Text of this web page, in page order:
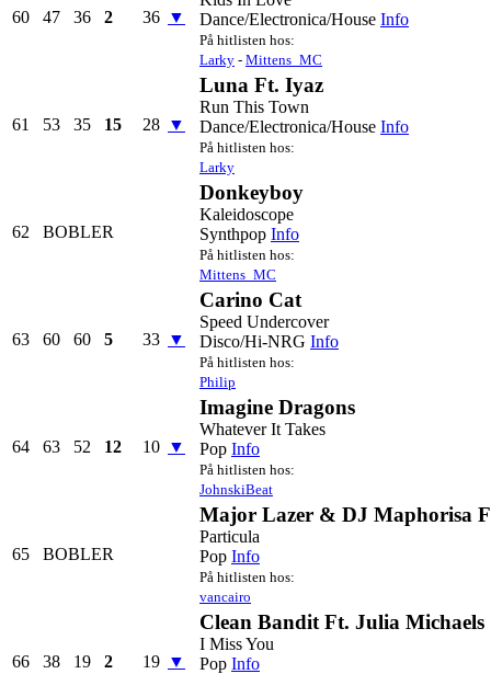
60 47 36 2 36 ▼
Dance/Electronica/House Info
På hitlisten hos:
Larky - Mittens_MC
61 53 35 15 28 ▼
Luna Ft. Iyaz
Run This Town
Dance/Electronica/House Info
På hitlisten hos:
Larky
62 BOBLER
Donkeyboy
Kaleidoscope
Synthpop Info
På hitlisten hos:
Mittens_MC
63 60 60 5 33 ▼
Carino Cat
Speed Undercover
Disco/Hi-NRG Info
På hitlisten hos:
Philip
64 63 52 12 10 ▼
Imagine Dragons
Whatever It Takes
Pop Info
På hitlisten hos:
JohnskiBeat
65 BOBLER
Major Lazer & DJ Maphorisa
Particula
Pop Info
På hitlisten hos:
vancairo
66 38 19 2 19 ▼
Clean Bandit Ft. Julia Michaels
I Miss You
Pop Info